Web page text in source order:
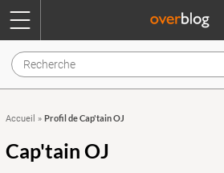
Accueil » Profil de Cap'tain OJ
Cap'tain OJ